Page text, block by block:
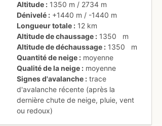
Altitude 1350 m / 2734 m
Dénivelé
+1440 m / -1440 m
Longueur totale
12 km
Altitude de chaussage
1350
m
Altitude de déchaussage
1350
m
Quantité de neige
moyenne
Qualité de la neige
moyenne
Signes d'avalanche
trace
d'avalanche récente (après la
dernière chute de neige, pluie, vent
ou redoux)